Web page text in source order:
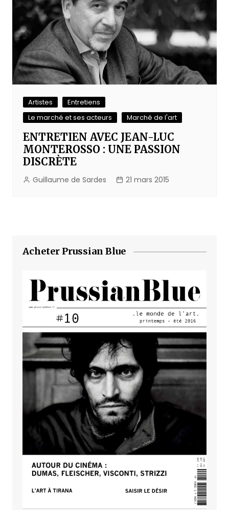
Artistes
Entretiens
Le marché et ses acteurs
Marché de l'art
ENTRETIEN AVEC JEAN-LUC
MONTEROSSO : UNE PASSION
DISCRÈTE
Guillaume de Sardes 21 mars 2015
Acheter Prussian Blue